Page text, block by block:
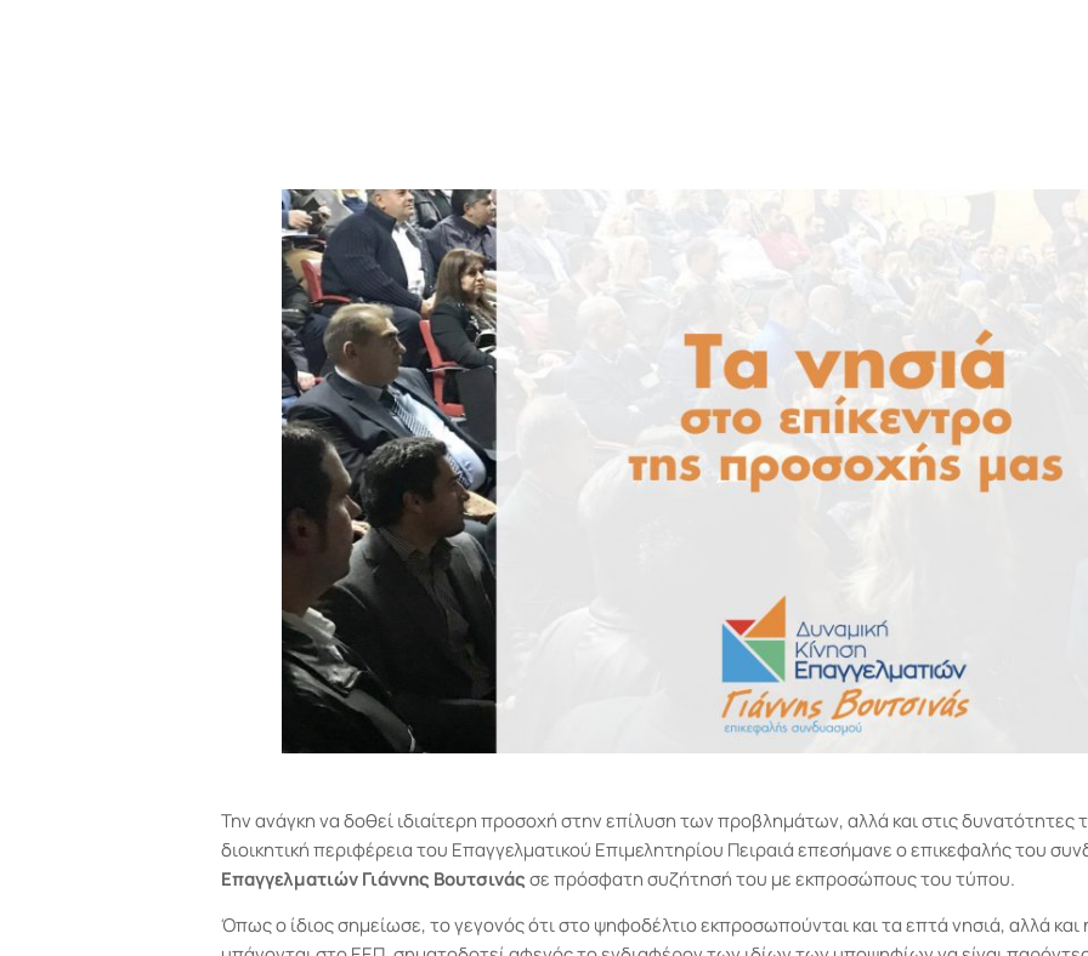
Την ανάγκη να δοθεί ιδιαίτερη προσοχή στην επίλυση των προβλημάτων, αλλά και στις
διοικητική περιφέρεια του Επαγγελματικού Επιμελητηρίου Πειραιά επεσήμανε ο επικεφαλής του
ΕπαγγελματιώνΓιάννης Βουτσινάςσε πρόσφατη συζήτησή του με εκπροσώπους του τύπου.
Όπως ο ίδιος σημείωσε, το γεγονός ότι στο ψηφοδέλτιο εκπροσωπούνται και τα επτά νησιά, αλλά και